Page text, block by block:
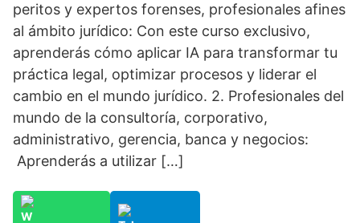
peritos y expertos forenses, profesionales afines
al ámbito jurídico: Con este curso exclusivo,
aprenderás cómo aplicar IA para transformar tu
práctica legal, optimizar procesos y liderar el
cambio en el mundo jurídico. 2. Profesionales del
mundo de la consultoría, corporativo,
administrativo, gerencia, banca y negocios:
Aprenderás a utilizar […]